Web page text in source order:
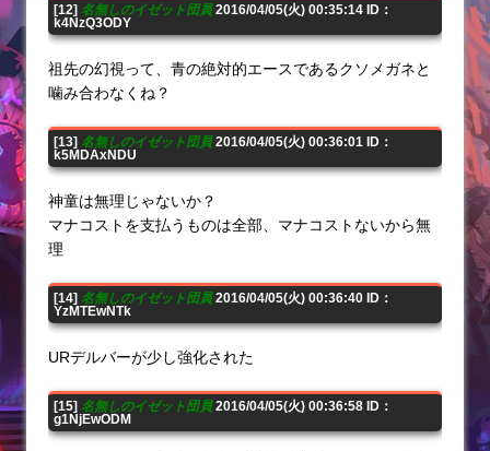
[12] 名無しのイゼット団員2016/04/05(火) 00:35:14 ID：
k4NzQ3ODY
祖先の幻視って、青の絶対的エースであるクソメガネと
噛み合わなくね？
[13] 名無しのイゼット団員2016/04/05(火) 00:36:01 ID：
k5MDAxNDU
神童は無理じゃないか？
マナコストを支払うものは全部、マナコストないから無
理
[14] 名無しのイゼット団員2016/04/05(火) 00:36:40 ID：
YzMTEwNTk
URデルバーが少し強化された
[15] 名無しのイゼット団員2016/04/05(火) 00:36:58 ID：
g1NjEwODM